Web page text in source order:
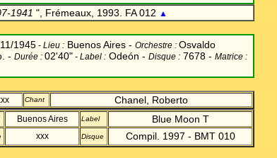
1941 ", Frémeaux, 1993. FA 012 ▲
1945 - Lieu : Buenos Aires - Orchestre : Osvaldo
- Durée : 02'40" - Label : Odeón - Disque : 7678 - Matrice :
Chant Chanel, Roberto
Buenos Aires Label Blue Moon T
xxx Disque Compil. 1997 - BMT 010